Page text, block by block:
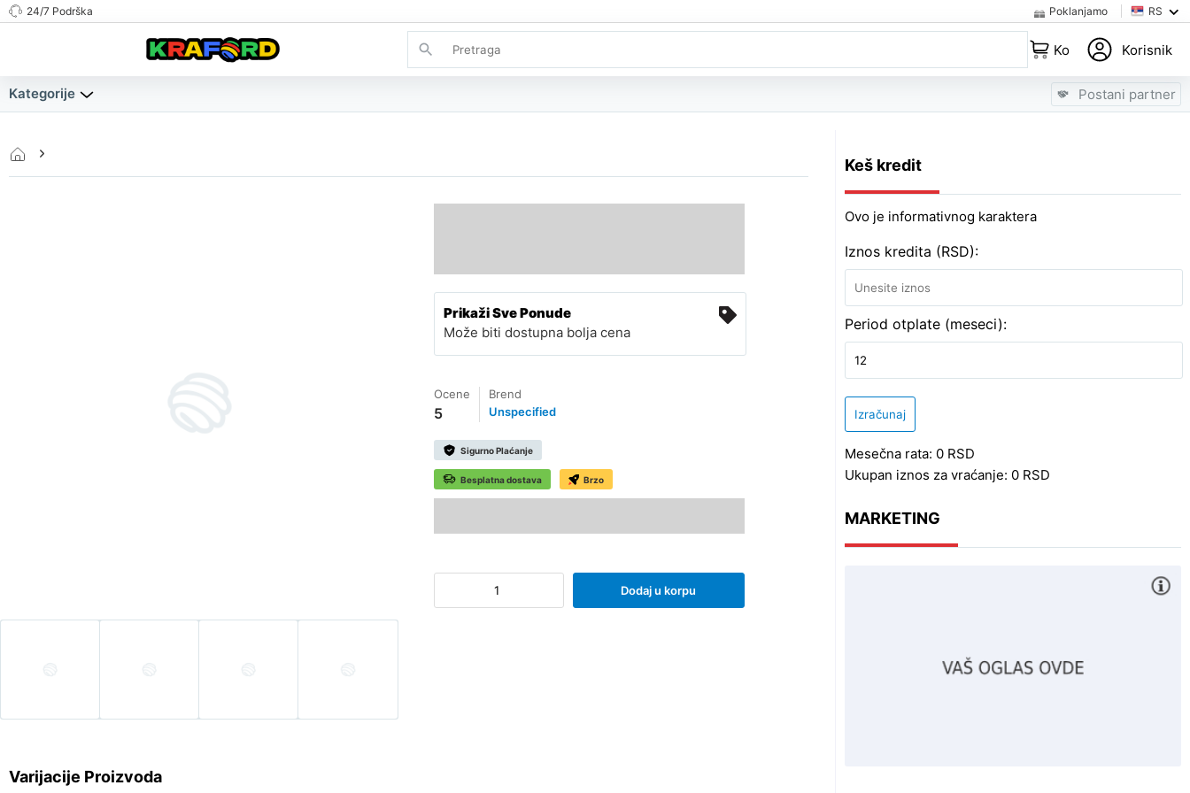
24/7 Podrška Poklanjamo RS
Korpa Korisnik
Kategorije Postani partner
Prikaži Sve Ponude
Može biti dostupna bolja cena
Ocene
5
Brend
Unspecified
Sigurno Plaćanje
Besplatna dostava Brzo
Dodaj u korpu
Varijacije Proizvoda
Keš kredit
Ovo je informativnog karaktera
Iznos kredita (RSD):
Period otplate (meseci):
Izračunaj
Mesečna rata: 0 RSD
Ukupan iznos za vraćanje: 0 RSD
MARKETING